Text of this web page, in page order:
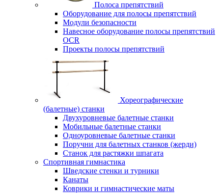
Полоса препятствий
Оборудование для полосы препятствий
Модули безопасности
Навесное оборудование полосы препятствий
OCR
Проекты полосы препятствий
Хореографические
(балетные) станки
Двухуровневые балетные станки
Мобильные балетные станки
Одноуровневые балетные станки
Поручни для балетных станков (жерди)
Станок для растяжки шпагата
Спортивная гимнастика
Шведские стенки и турники
Канаты
Коврики и гимнастические маты